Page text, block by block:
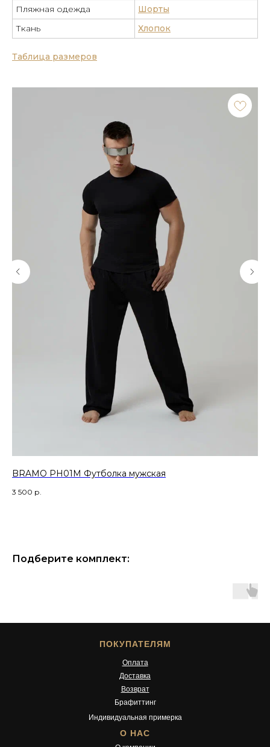
Таблица размеров
Пляжная одежда
Шорты
Ткань
Хлопок
BRAMO PH01M Футболка мужская
3 500 р.
Подберите комплект:
ПОКУПАТЕЛЯМ
О НАС
Оплата
Доставка
Брафиттинг
Индивидуальная примерка
Возврат